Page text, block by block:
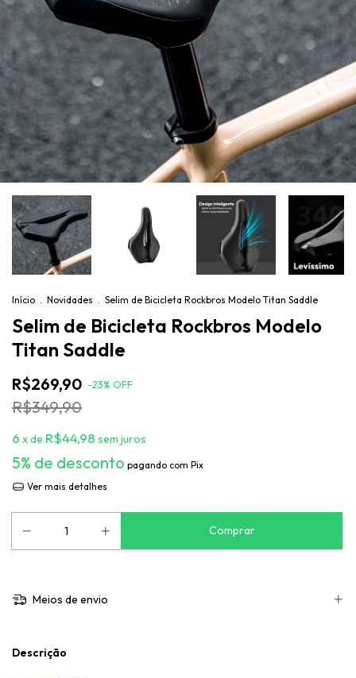
Início . Novidades . Selim de Bicicleta Rockbros Modelo Titan Saddle
Selim de Bicicleta Rockbros Modelo
Titan Saddle
R$269,90 -23% OFF
R$349,90
6 x de R$44,98 sem juros
5% de desconto pagando com Pix
Ver mais detalhes
Meios de envio
Descrição